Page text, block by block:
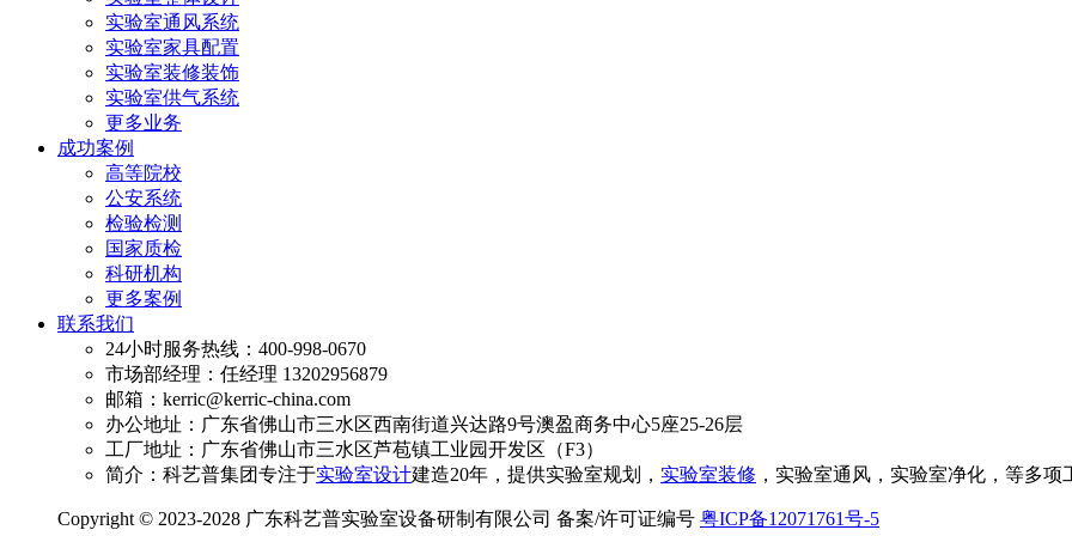
实验室通风系统
实验室家具配置
实验室装修装饰
实验室供气系统
更多业务
成功案例
高等院校
公安系统
检验检测
国家质检
科研机构
更多案例
联系我们
24小时服务热线：400-998-0670
市场部经理：任经理 13202956879
邮箱：kerric@kerric-china.com
办公地址：广东省佛山市三水区西南街道兴达路9号澳盈商务中心5座25-26层
工厂地址：广东省佛山市三水区芦苞镇工业园开发区（F3）
简介：科艺普集团专注于实验室设计建造20年，提供实验室规划， 实验室装修 ，实验室通风，实验室净化，等多项
Copyright © 2023-2028 广东科艺普实验室设备研制有限公司 备案/许可证编号 粤ICP备12071761号-5